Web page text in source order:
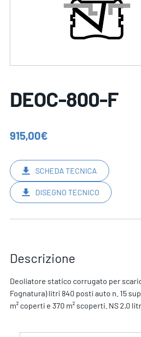
DEOC-800-F
915,00€
SCHEDA TECNICA
DISEGNO TECNICO
Descrizione
Deoliatore statico corrugato per
Fognatura) litri 840 posti auto n. 15
m² coperti e 370 m² scoperti. NS 2,0